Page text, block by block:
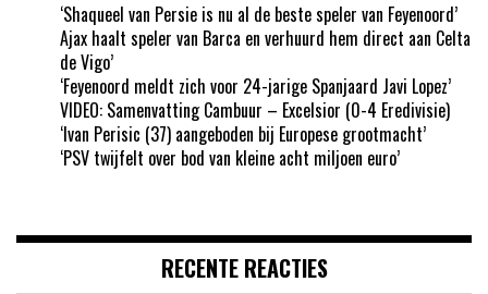
‘Shaqueel van Persie is nu al de beste speler van Feyenoord’
Ajax haalt speler van Barca en verhuurd hem direct aan Celta
de Vigo’
‘Feyenoord meldt zich voor 24-jarige Spanjaard Javi Lopez’
VIDEO: Samenvatting Cambuur – Excelsior (0-4 Eredivisie)
‘Ivan Perisic (37) aangeboden bij Europese grootmacht’
‘PSV twijfelt over bod van kleine acht miljoen euro’
RECENTE REACTIES